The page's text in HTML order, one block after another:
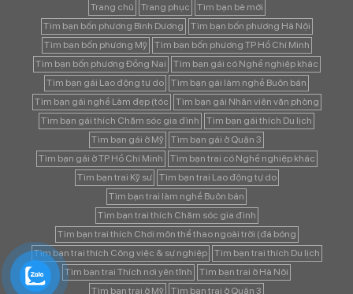
Trang chủ
Trang phục
Tìm bạn bè mới
Tìm bạn bốn phương Bình Dương
Tìm bạn bốn phương Hà Nội
Tìm bạn bốn phương Mỹ
Tìm bạn bốn phương TP Hồ Chí Minh
Tìm bạn bốn phương Đồng Nai
Tìm bạn gái có Nghề nghiệp khác
Tìm bạn gái Lao động tự do
Tìm bạn gái làm nghề Buôn bán
Tìm bạn gái nghề Làm đẹp (tóc
Tìm bạn gái Nhân viên văn phòng
Tìm bạn gái thích Chăm sóc gia đình
Tìm bạn gái thích Du lịch
Tìm bạn gái ở Mỹ
Tìm bạn gái ở Quận 3
Tìm bạn gái ở TP Hồ Chí Minh
Tìm bạn trai có Nghề nghiệp khác
Tìm bạn trai Kỹ sư
Tìm bạn trai Lao động tự do
Tìm bạn trai làm nghề Buôn bán
Tìm bạn trai thích Chăm sóc gia đình
Tìm bạn trai thích Chơi môn thể thao ngoài trời (đá bóng
Tìm bạn trai thích Công việc & sự nghiệp
Tìm bạn trai thích Du lịch
Tìm bạn trai Thích nơi yên tĩnh
Tìm bạn trai ở Hà Nội
Tìm bạn trai ở Mỹ
Tìm bạn trai ở Quận 3